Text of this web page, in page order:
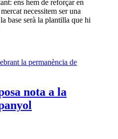
ens hem de reforçar en
necessitem ser una
base serà la plantilla que hi